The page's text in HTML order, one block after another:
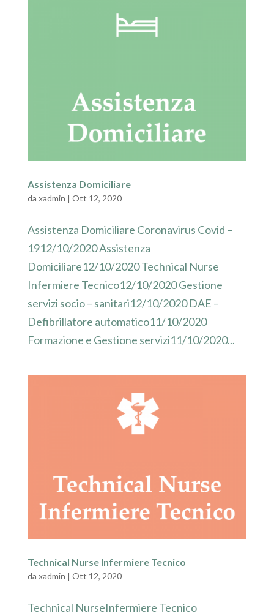
Assistenza Domiciliare
da xadmin | Ott 12, 2020
Assistenza Domiciliare Coronavirus Covid –
1912/10/2020 Assistenza
Domiciliare12/10/2020 Technical Nurse
Infermiere Tecnico12/10/2020 Gestione
servizi socio – sanitari12/10/2020 DAE –
Defibrillatore automatico11/10/2020
Formazione e Gestione servizi11/10/2020...
Technical Nurse Infermiere Tecnico
da xadmin | Ott 12, 2020
Technical NurseInfermiere Tecnico